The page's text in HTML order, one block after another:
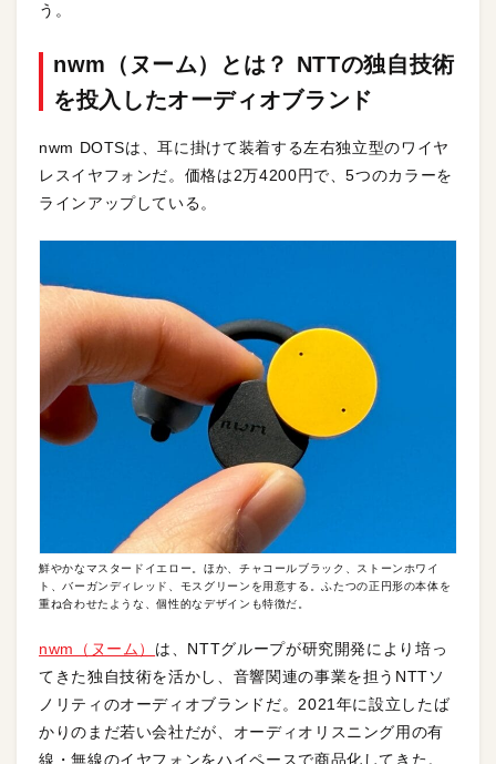
う。
nwm（ヌーム）とは？ NTTの独自技術
を投入したオーディオブランド
nwm DOTSは、耳に掛けて装着する左右独立型のワイヤ
レスイヤフォンだ。価格は2万4200円で、5つのカラーを
ラインアップしている。
鮮やかなマスタードイエロー。ほか、チャコールブラック、ストーンホワイ
ト、バーガンディレッド、モスグリーンを用意する。ふたつの正円形の本体を
重ね合わせたような、個性的なデザインも特徴だ。
nwm（ヌーム） は、NTTグループが研究開発により培っ
てきた独自技術を活かし、音響関連の事業を担うNTTソ
ノリティのオーディオブランドだ。2021年に設立したば
かりのまだ若い会社だが、オーディオリスニング用の有
線・無線のイヤフォンをハイペースで商品化してきた。